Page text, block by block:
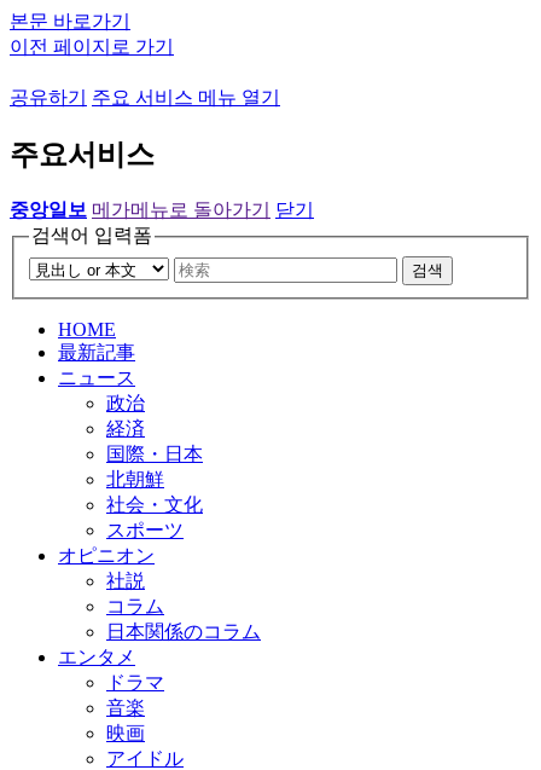
본문 바로가기
이전 페이지로 가기
공유하기 주요 서비스 메뉴 열기
주요서비스
중앙일보 메가메뉴로 돌아가기
닫기
검색어 입력폼
검색
HOME
最新記事
ニュース
政治
経済
国際・日本
北朝鮮
社会・文化
スポーツ
オピニオン
社説
コラム
日本関係のコラム
エンタメ
ドラマ
音楽
映画
アイドル